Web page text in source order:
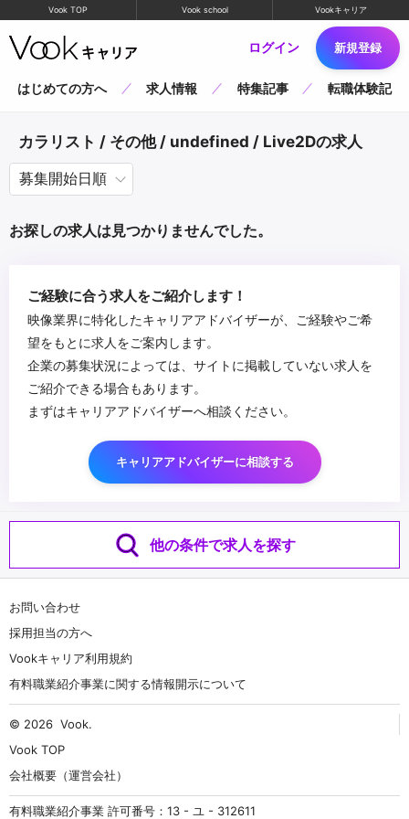
Vook TOP Vook school Vookキャリア
ログイン 新規登録
はじめての方へ 求人情報 特集記事 転職体験記
カラリスト / その他 / undefined / Live2Dの求人
お探しの求人は見つかりませんでした。
ご経験に合う求人をご紹介します！
映像業界に特化したキャリアアドバイザーが、ご経験やご希
望をもとに求人をご案内します。
企業の募集状況によっては、サイトに掲載していない求人を
ご紹介できる場合もあります。
まずはキャリアアドバイザーへ相談ください。
キャリアアドバイザーに相談する
他の条件で求人を探す
お問い合わせ
採用担当の方へ
Vookキャリア利用規約
有料職業紹介事業に関する情報開示について
© 2026 Vook.
Vook TOP
会社概要（運営会社）
有料職業紹介事業 許可番号：13 - ユ - 312611